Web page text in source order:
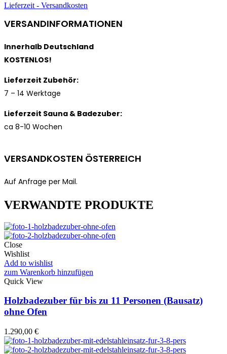
Lieferzeit - Versandkosten
VERSANDINFORMATIONEN
Innerhalb Deutschland
KOSTENLOS!
Lieferzeit Zubehör:
7 – 14 Werktage
Lieferzeit Sauna & Badezuber:
ca 8-10 Wochen
VERSANDKOSTEN ÖSTERREICH
Auf Anfrage per Mail.
VERWANDTE PRODUKTE
Close
Wishlist
Add to wishlist
zum Warenkorb hinzufügen
Quick View
Holzbadezuber für bis zu 11 Personen (Bausatz)
ohne Ofen
1.290,00 €